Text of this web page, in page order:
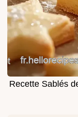
Recette Sablés